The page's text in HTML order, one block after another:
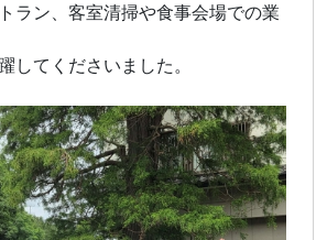
ラン、客室清掃や食事会場での業
してくださいました。